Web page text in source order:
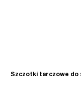
Szczotki tarczowe do